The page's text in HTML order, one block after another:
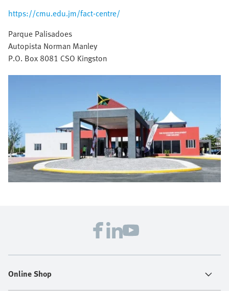
https://cmu.edu.jm/fact-centre/
Parque Palisadoes
Autopista Norman Manley
P.O. Box 8081 CSO Kingston
Online Shop